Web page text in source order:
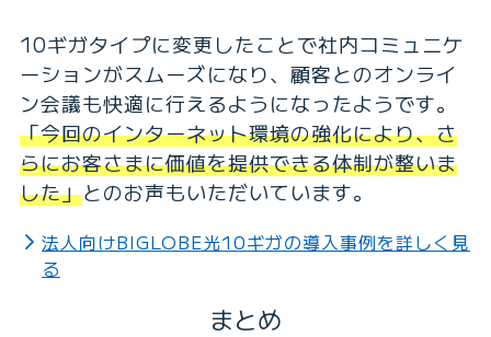
10ギガタイプに変更したことで社内コミュニケ
ーションがスムーズになり、顧客とのオンライ
ン会議も快適に行えるようになったようです。
「今回のインターネット環境の強化により、さ
らにお客さまに価値を提供できる体制が整いま
した」とのお声もいただいています。
法人向けBIGLOBE光10ギガの導入事例を詳しく見
る
まとめ